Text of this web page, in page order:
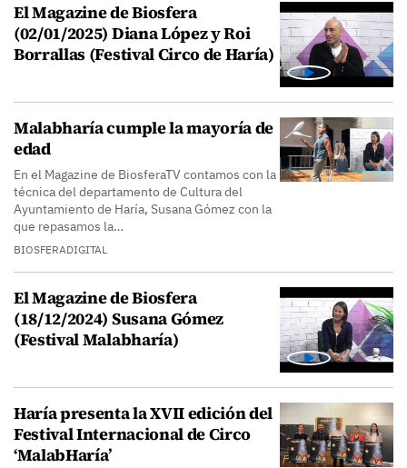
El Magazine de Biosfera
(02/01/2025) Diana López y Roi
Borrallas (Festival Circo de Haría)
Malabharía cumple la mayoría de
edad
En el Magazine de BiosferaTV contamos con la
técnica del departamento de Cultura del
Ayuntamiento de Haría, Susana Gómez con la
que repasamos la…
BIOSFERADIGITAL
El Magazine de Biosfera
(18/12/2024) Susana Gómez
(Festival Malabharía)
Haría presenta la XVII edición del
Festival Internacional de Circo
‘MalabHaría’